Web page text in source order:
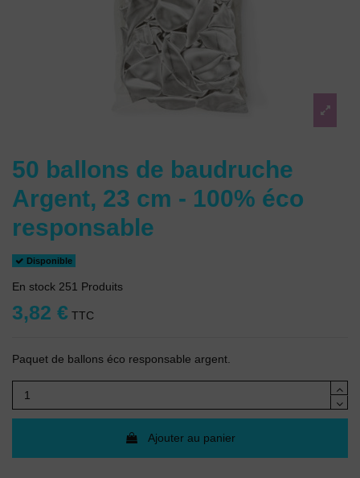
50 ballons de baudruche
Argent, 23 cm - 100% éco
responsable
Disponible
En stock 251 Produits
3,82 € TTC
Paquet de ballons éco responsable argent.
Ajouter au panier